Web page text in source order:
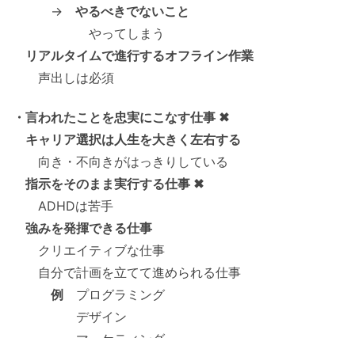
→ やるべきでないこと
やってしまう
リアルタイムで進行するオフライン作業
声出しは必須
・言われたことを忠実にこなす仕事 ✖
キャリア選択は人生を大きく左右する
向き・不向きがはっきりしている
指示をそのまま実行する仕事 ✖
ADHDは苦手
強みを発揮できる仕事
クリエイティブな仕事
自分で計画を立てて進められる仕事
例
プログラミング
デザイン